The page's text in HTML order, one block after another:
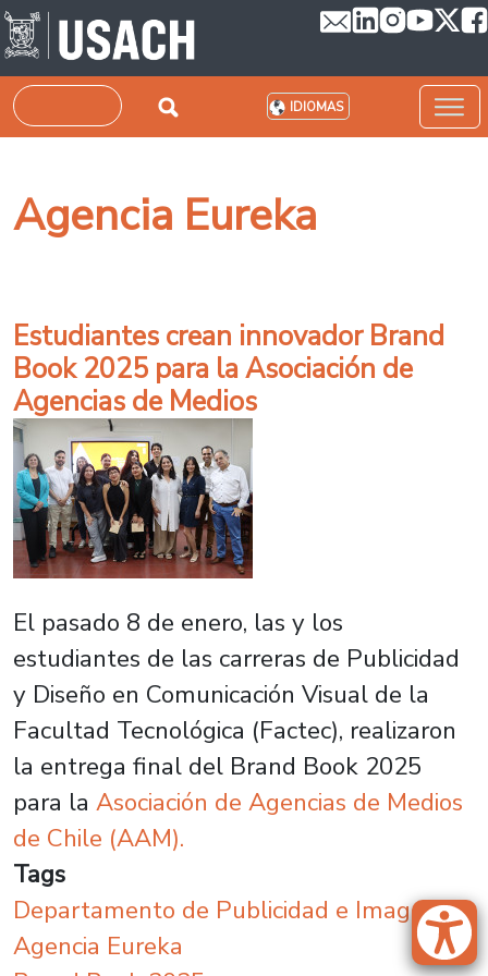
Pasar al contenido principal
Buscar IDIOMAS
Agencia Eureka
Estudiantes crean innovador Brand
Book 2025 para la Asociación de
Agencias de Medios
El pasado 8 de enero, las y los
estudiantes de las carreras de Publicidad
y Diseño en Comunicación Visual de la
Facultad Tecnológica (Factec), realizaron
la entrega final del Brand Book 2025
para la Asociación de Agencias de Medios
de Chile (AAM).
Tags
Departamento de Publicidad e Imagen
Agencia Eureka